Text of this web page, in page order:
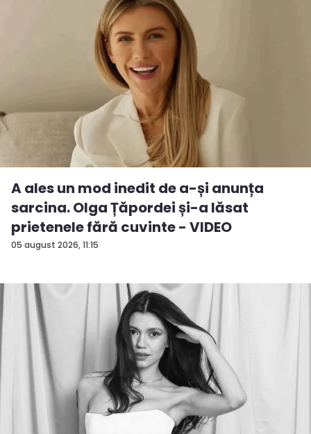
05 august 2026, 11:15
A ales un mod inedit de a-și anunța
sarcina. Olga Țăpordei și-a lăsat
prietenele fără cuvinte - VIDEO